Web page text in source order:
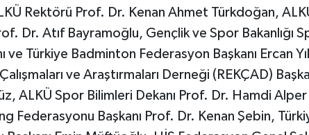
Rektörü Prof. Dr. Kenan Ahmet Türkdoğan,
Dr. Atıf Bayramoğlu, Gençlik ve Spor Bakanlığı
ve Türkiye Badminton Federasyon Başkanı Ercan
ve Araştırmaları Derneği (REKÇAD)
ALKÜ Spor Bilimleri Dekanı Prof. Dr. Hamdi
Federasyonu Başkanı Prof. Dr. Kenan Şebin,